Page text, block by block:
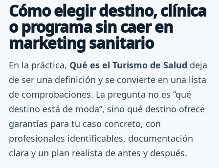
Cómo elegir destino, clínica
o programa sin caer en
marketing sanitario
En la práctica, Qué es el Turismo de Salud deja
de ser una definición y se convierte en una lista
de comprobaciones. La pregunta no es “qué
destino está de moda”, sino qué destino ofrece
garantías para tu caso concreto, con
profesionales identificables, documentación
clara y un plan realista de antes y después.